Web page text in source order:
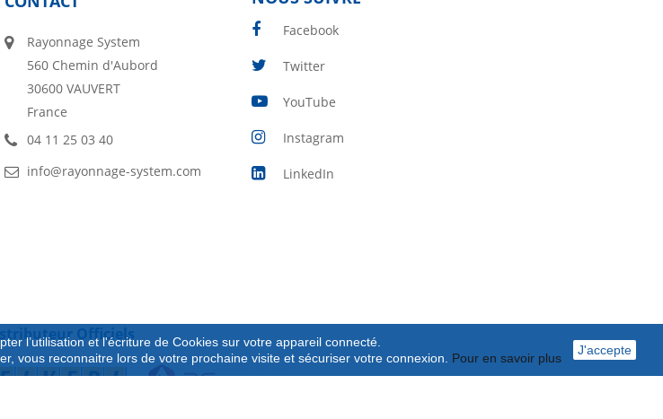
Rayonnage System
560 Chemin d'Aubord
30600 VAUVERT
France
04 11 25 03 40
info@rayonnage-system.com
Facebook
Twitter
YouTube
Instagram
LinkedIn
l’utilisation et l'écriture de Cookies sur votre appareil connecté.
vous reconnaitre lors de votre prochaine visite et sécuriser votre connexion. Pour en savoir plus
J'accepte
Officiels